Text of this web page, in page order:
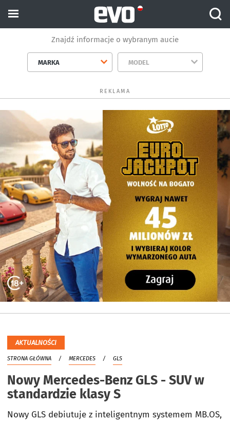
Znajdź informacje o wybranym aucie
MARKA MODEL
REKLAMA
AKTUALNOŚCI
STRONA GŁÓWNA MERCEDES GLS
Nowy Mercedes-Benz GLS - SUV w
standardzie klasy S
Nowy GLS debiutuje z inteligentnym systemem MB.OS,